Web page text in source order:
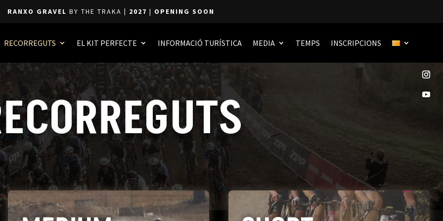
RANXO GRAVEL BY THE TRAKA | 2027 | OPENING SOON
RECORREGUTS EL KIT PERFECTE INFORMACIÓ TURÍSTICA MEDIA TEMPS INSCRIPCIONS